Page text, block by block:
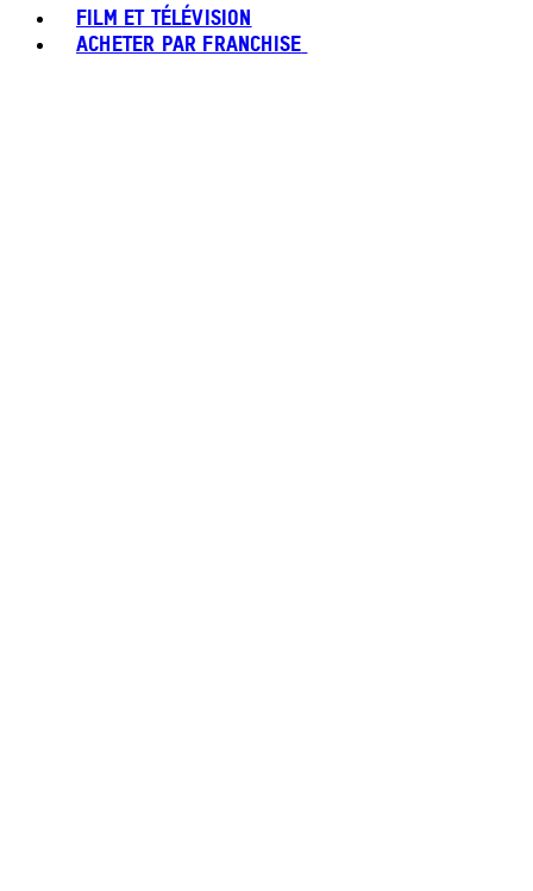
FILM ET TÉLÉVISION
ACHETER PAR FRANCHISE